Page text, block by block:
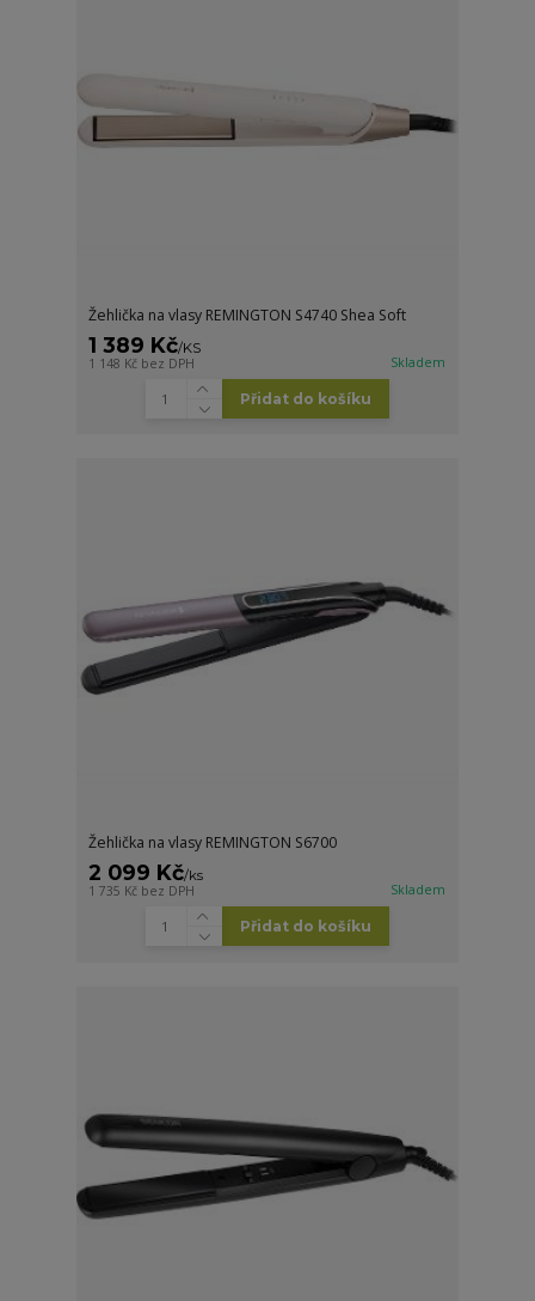
Žehlička na vlasy REMINGTON S4740 Shea Soft
1 389 Kč/KS
1 148 Kč bez DPH Skladem
Přidat do košíku
Žehlička na vlasy REMINGTON S6700
2 099 Kč/ks
1 735 Kč bez DPH Skladem
Přidat do košíku